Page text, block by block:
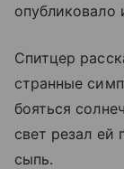
опубликовало
Спитцер
странные
бояться
свет резал ей
сыпь.